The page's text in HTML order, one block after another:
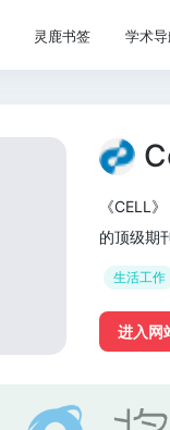
灵鹿书签 学术导
《CELL
的顶级期
生活工作
进入网